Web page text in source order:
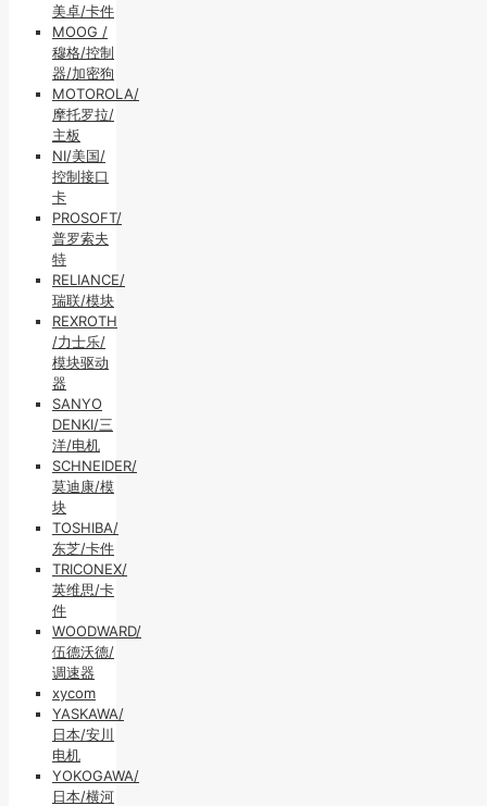
美卓/卡件
MOOG /
穆格/控制
器/加密狗
MOTOROLA/
摩托罗拉/
主板
NI/美国/
控制接口
卡
PROSOFT/
普罗索夫
特
RELIANCE/
瑞联/模块
REXROTH
/力士乐/
模块驱动
器
SANYO
DENKI/三
洋/电机
SCHNEIDER/
莫迪康/模
块
TOSHIBA/
东芝/卡件
TRICONEX/
英维思/卡
件
WOODWARD/
伍德沃德/
调速器
xycom
YASKAWA/
日本/安川
电机
YOKOGAWA/
日本/横河